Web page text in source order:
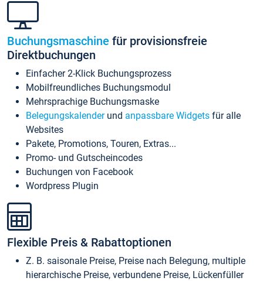
Buchungsmaschine für provisionsfreie
Direktbuchungen
Einfacher 2-Klick Buchungsprozess
Mobilfreundliches Buchungsmodul
Mehrsprachige Buchungsmaske
Belegungskalenderund anpassbare Widgets für alle
Websites
Pakete, Promotions, Touren, Extras...
Promo- und Gutscheincodes
Buchungen von Facebook
Wordpress Plugin
Flexible Preis & Rabattoptionen
Z. B. saisonale Preise, Preise nach Belegung, multiple
hierarchische Preise, verbundene Preise, Lückenfüller